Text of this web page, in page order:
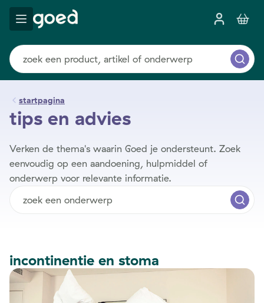
startpagina
tips en advies
Verken de thema's waarin Goed je ondersteunt. Zoek
eenvoudig op een aandoening, hulpmiddel of
onderwerp voor relevante informatie.
incontinentie en stoma